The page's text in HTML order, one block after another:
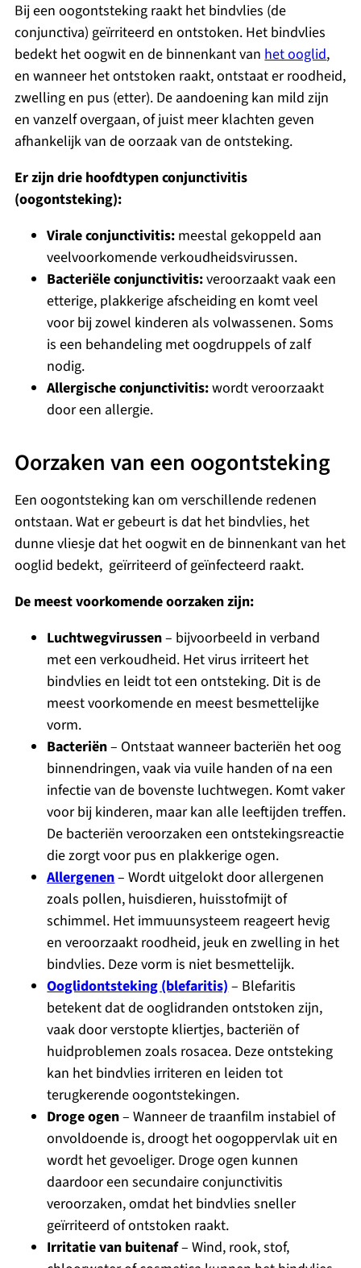
Bij een oogontsteking raakt het bindvlies (de
conjunctiva) geïrriteerd en ontstoken. Het bindvlies
bedekt het oogwit en de binnenkant vanhet ooglid,
en wanneer het ontstoken raakt, ontstaat er roodheid,
zwelling en pus (etter). De aandoening kan mild zijn
en vanzelf overgaan, of juist meer klachten geven
afhankelijk van de oorzaak van de ontsteking.
Er zijn drie hoofdtypen conjunctivitis
(oogontsteking):
Virale conjunctivitis: meestal gekoppeld aan
veelvoorkomende verkoudheidsvirussen.
Bacteriële conjunctivitis:veroorzaakt vaak een
etterige, plakkerige afscheiding en komt veel
voor bij zowel kinderen als volwassenen. Soms
is een behandeling met oogdruppels of zalf
nodig.
Allergische conjunctivitis:wordt veroorzaakt
door een allergie.
Oorzaken van een oogontsteking
Een oogontsteking kan om verschillende redenen
ontstaan. Wat er gebeurt is dat het bindvlies, het
dunne vliesje dat het oogwit en de binnenkant van het
ooglid bedekt, geïrriteerd of geïnfecteerd raakt.
De meest voorkomende oorzaken zijn:
Luchtwegvirussen– bijvoorbeeld in verband
met een verkoudheid. Het virus irriteert het
bindvlies en leidt tot een ontsteking. Dit is de
meest voorkomende en meest besmettelijke
vorm.
Bacteriën– Ontstaat wanneer bacteriën het oog
binnendringen, vaak via vuile handen of na een
infectie van de bovenste luchtwegen. Komt vaker
voor bij kinderen, maar kan alle leeftijden treffen.
De bacteriën veroorzaken een ontstekingsreactie
die zorgt voor pus en plakkerige ogen.
Allergenen– Wordt uitgelokt door allergenen
zoals pollen, huisdieren, huisstofmijt of
schimmel. Het immuunsysteem reageert hevig
en veroorzaakt roodheid, jeuk en zwelling in het
bindvlies. Deze vorm is niet besmettelijk.
Ooglidontsteking (blefaritis) – Blefaritis
betekent dat de ooglidranden ontstoken zijn,
vaak door verstopte kliertjes, bacteriën of
huidproblemen zoals rosacea. Deze ontsteking
kan het bindvlies irriteren en leiden tot
terugkerende oogontstekingen.
Droge ogen– Wanneer de traanfilm instabiel of
onvoldoende is, droogt het oogoppervlak uit en
wordt het gevoeliger. Droge ogen kunnen
daardoor een secundaire conjunctivitis
veroorzaken, omdat het bindvlies sneller
geïrriteerd of ontstoken raakt.
Irritatie van buitenaf– Wind, rook, stof,